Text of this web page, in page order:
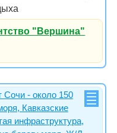
"Вершина"
Сочи - около 150
Кавказские
инфраструктура,